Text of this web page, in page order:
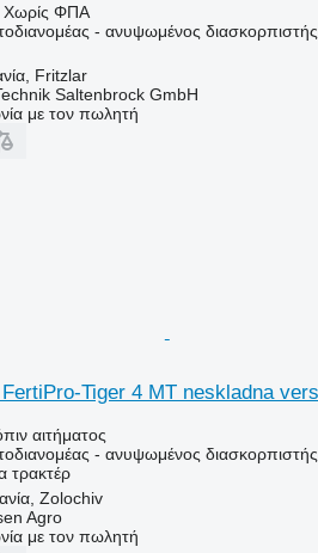
Χωρίς ΦΠΑ
- ανυψωμένος
Fritzlar
Saltenbrock GmbH
με τον πωλητή
Tiger 4 MT neskladna
αιτήματος
- ανυψωμένος
τρακτέρ
Zolochiv
Agro
με τον πωλητή